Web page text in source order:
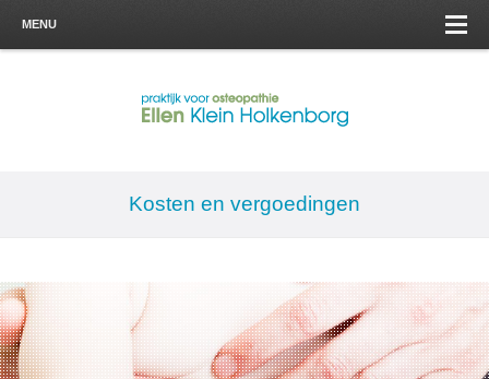
MENU
Kosten en vergoedingen